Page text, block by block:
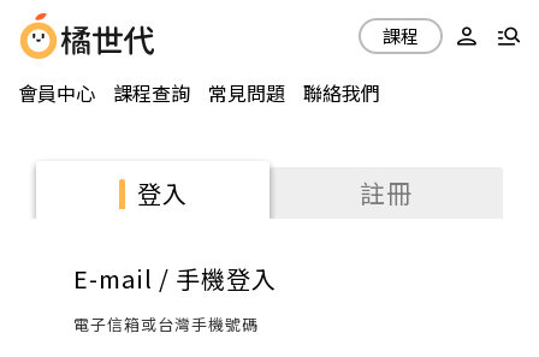
會員中心 課程查詢 常見問題 聯絡我們
課程
登入 註冊
E-mail / 手機登入
電子信箱或台灣手機號碼